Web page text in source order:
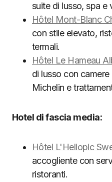
suite di lusso, spa e
Hôtel Mont-Blanc
con stile elevato,
termali.
Hôtel Le Hameau
di lusso con
Michelin e
Hotel di fascia media:
Hôtel L'Heliopic
accogliente con
ristoranti.